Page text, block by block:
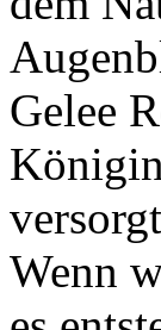
Gelee
Wenn